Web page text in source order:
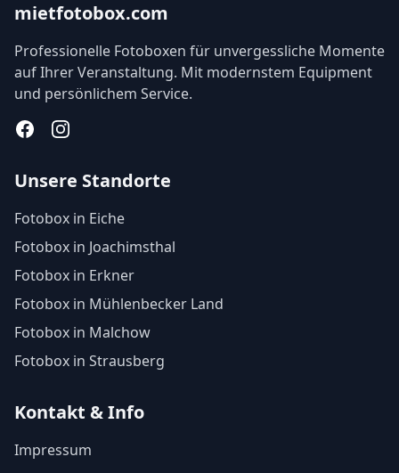
mietfotobox.com
Professionelle Fotoboxen für unvergessliche Momente
auf Ihrer Veranstaltung. Mit modernstem Equipment
und persönlichem Service.
FacebookInstagram
Unsere Standorte
Fotobox in Eiche
Fotobox in Joachimsthal
Fotobox in Erkner
Fotobox in Mühlenbecker Land
Fotobox in Malchow
Fotobox in Strausberg
Kontakt & Info
Impressum